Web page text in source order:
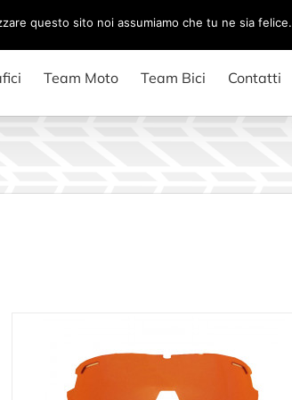
Il mio account CARRELLO
Team Moto Team Bici Contatti
questo sito noi assumiamo che tu ne sia felice.